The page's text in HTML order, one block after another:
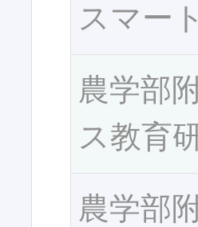
スマー
農学部
ス教育
農学部